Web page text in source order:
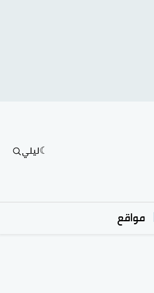
ليلي
مواقع